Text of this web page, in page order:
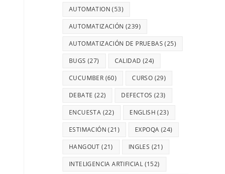
AUTOMATION (53)
AUTOMATIZACIÓN (239)
AUTOMATIZACIÓN DE PRUEBAS (25)
BUGS (27) CALIDAD (24)
CUCUMBER (60) CURSO (29)
DEBATE (22) DEFECTOS (23)
ENCUESTA (22) ENGLISH (23)
ESTIMACIÓN (21) EXPOQA (24)
HANGOUT (21) INGLES (21)
INTELIGENCIA ARTIFICIAL (152)